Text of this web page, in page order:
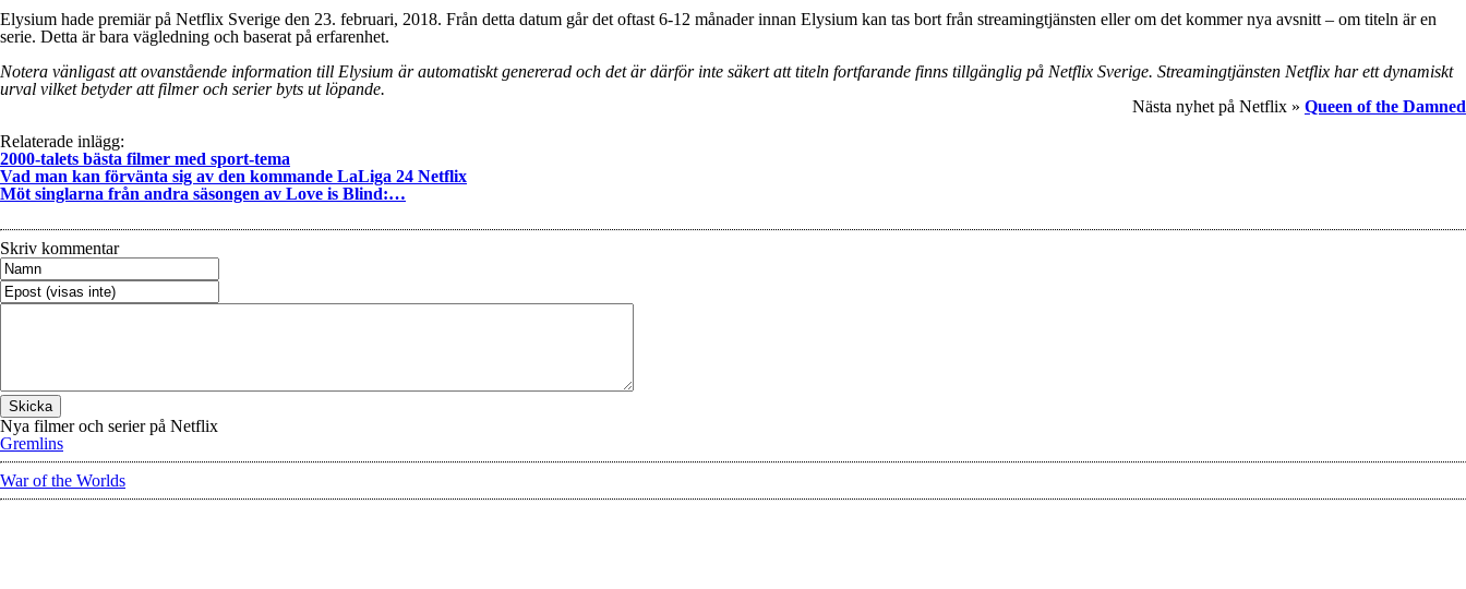
Elysium hade premiär på Netflix Sverige den 23. februari, 2018. Från detta datum går det oftast 6-12 månader innan Elysium kan tas bort från streamingtjänsten eller om det kommer nya avsnitt – om titeln är en
serie. Detta är bara vägledning och baserat på erfarenhet.
Notera vänligast att ovanstående information till Elysium är automatiskt genererad och det är därför inte säkert att titeln fortfarande finns tillgänglig på Netflix Sverige. Streamingtjänsten Netflix har ett dynamiskt
urval vilket betyder att filmer och serier byts ut löpande.
Nästa nyhet på Netflix » Queen of the Damned
Relaterade inlägg:
2000-talets bästa filmer med sport-tema
Vad man kan förvänta sig av den kommande LaLiga 24 Netflix
Möt singlarna från andra säsongen av Love is Blind:…
Skriv kommentar
Nya filmer och serier på Netflix
Gremlins
War of the Worlds